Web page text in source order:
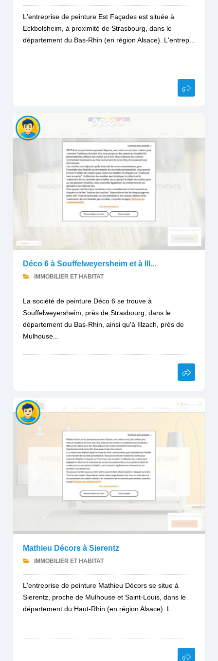
L'entreprise de peinture Est Façades est située à
Eckbolsheim, à proximité de Strasbourg, dans le
département du Bas-Rhin (en région Alsace). L'entrep...
Déco 6 à Souffelweyersheim et à Ill...
IMMOBILIER ET HABITAT
La société de peinture Déco 6 se trouve à
Souffelweyersheim, près de Strasbourg, dans le
département du Bas-Rhin, ainsi qu'à Illzach, près de
Mulhouse...
Mathieu Décors à Sierentz
IMMOBILIER ET HABITAT
L'entreprise de peinture Mathieu Décors se situe à
Sierentz, proche de Mulhouse et Saint-Louis, dans le
département du Haut-Rhin (en région Alsace). L...